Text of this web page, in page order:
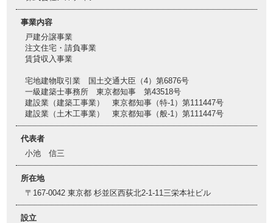
事業内容
戸建分譲事業
注文住宅・請負事業
賃貸収入事業
宅地建物取引業 国土交通大臣（4）第6876号
一級建築士事務所 東京都知事 第43518号
建設業（建築工事業） 東京都知事（特-1）第111447号
建設業（土木工事業） 東京都知事（般-1）第111447号
代表者
小池 信三
所在地
〒167-0042 東京都 杉並区西荻北2-1-11三栄本社ビル
設立